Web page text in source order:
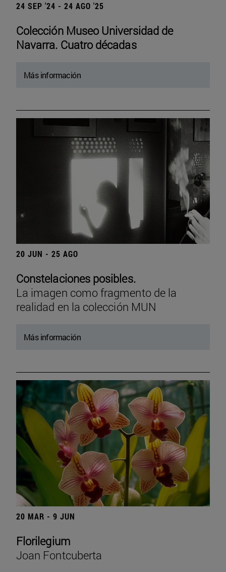
24 SEP '24 - 24 AGO '25
Colección Museo Universidad de
Navarra. Cuatro décadas
Más información
20 JUN - 25 AGO
Constelaciones posibles.
La imagen como fragmento de la
realidad en la colección MUN
Más información
20 MAR - 9 JUN
Florilegium
Joan Fontcuberta